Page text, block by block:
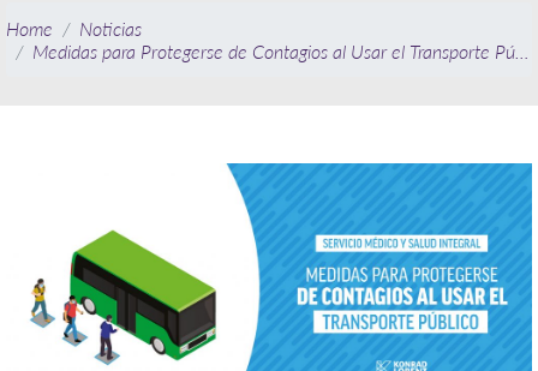
Home
Noticias
Medidas para Protegerse de Contagios al Usar el Transporte